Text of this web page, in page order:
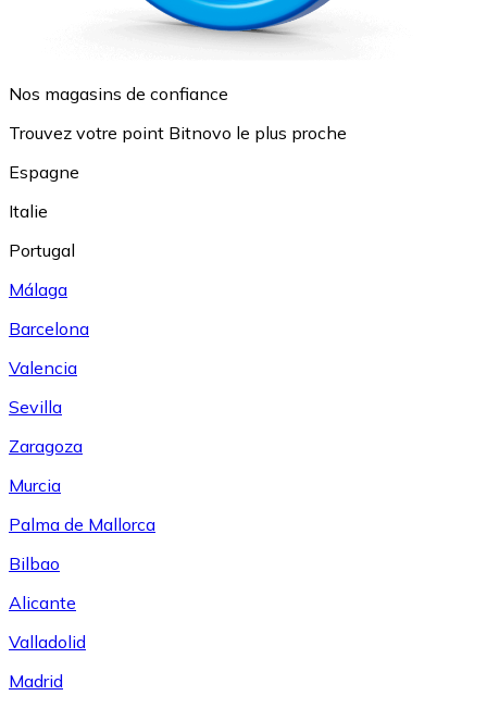
Nos magasins de confiance
Trouvez votre point Bitnovo le plus proche
Espagne
Italie
Portugal
Málaga
Barcelona
Valencia
Sevilla
Zaragoza
Murcia
Palma de Mallorca
Bilbao
Alicante
Valladolid
Madrid